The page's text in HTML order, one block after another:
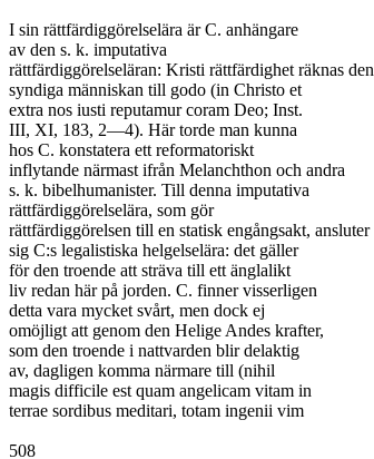
I sin rättfärdiggörelselära är C. anhängare
av den s. k. imputativa
rättfärdiggörelseläran: Kristi rättfärdighet räknas den
syndiga människan till godo (in Christo et
extra nos iusti reputamur coram Deo; Inst.
III, XI, 183, 2—4). Här torde man kunna
hos C. konstatera ett reformatoriskt
inflytande närmast ifrån Melanchthon och andra
s. k. bibelhumanister. Till denna imputativa
rättfärdiggörelselära, som gör
rättfärdiggörelsen till en statisk engångsakt, ansluter
sig C:s legalistiska helgelselära: det gäller
för den troende att sträva till ett änglalikt
liv redan här på jorden. C. finner visserligen
detta vara mycket svårt, men dock ej
omöjligt att genom den Helige Andes krafter,
som den troende i nattvarden blir delaktig
av, dagligen komma närmare till (nihil
magis difficile est quam angelicam vitam in
terrae sordibus meditari, totam ingenii vim
508